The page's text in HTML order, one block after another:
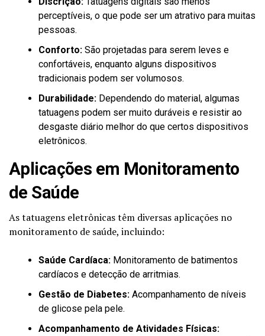
perceptíveis, o que pode ser um atrativo para muitas
pessoas.
Conforto: São projetadas para serem leves e
confortáveis, enquanto alguns dispositivos
tradicionais podem ser volumosos.
Durabilidade: Dependendo do material, algumas
tatuagens podem ser muito duráveis e resistir ao
desgaste diário melhor do que certos dispositivos
eletrônicos.
Aplicações em Monitoramento
de Saúde
As tatuagens eletrônicas têm diversas aplicações no
monitoramento de saúde, incluindo:
Saúde Cardíaca: Monitoramento de batimentos
cardíacos e detecção de arritmias.
Gestão de Diabetes: Acompanhamento de níveis
de glicose pela pele.
Acompanhamento de Atividades Físicas: